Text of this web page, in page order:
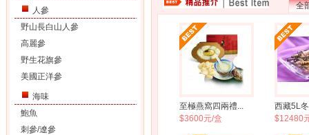
人參
野山長白山人參
高麗參
野生花旗參
美國正洋參
海味
鮑魚
刺參/遼參
全
至極燕窩四兩禮...
$3600元/盒
西藏5L
$12480